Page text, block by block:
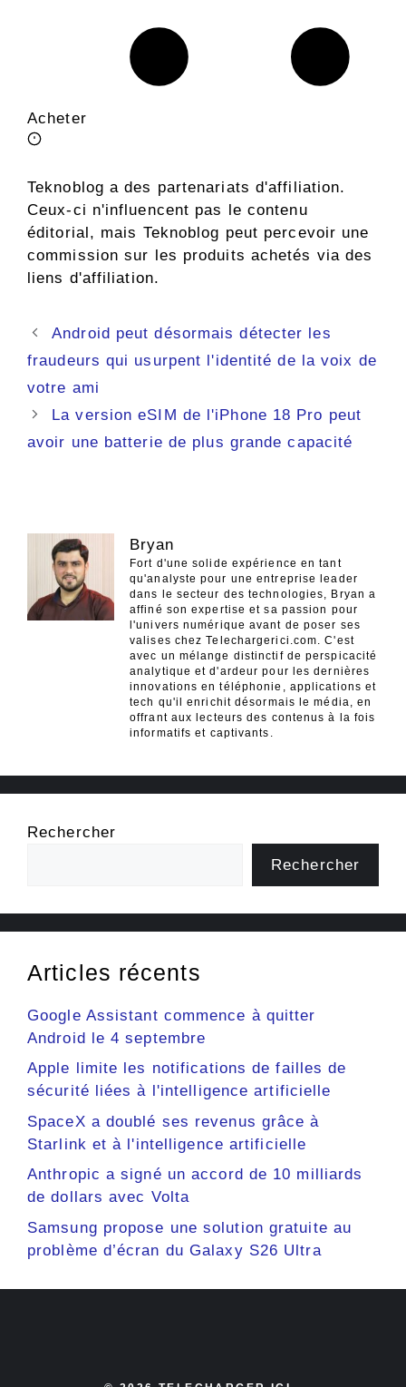
Acheter
Teknoblog a des partenariats d'affiliation.
Ceux-ci n'influencent pas le contenu
éditorial, mais Teknoblog peut percevoir une
commission sur les produits achetés via des
liens d'affiliation.
Navigation
des
Android peut désormais détecter les
fraudeurs qui usurpent l'identité de la voix de
votre ami
La version eSIM de l'iPhone 18 Pro peut
avoir une batterie de plus grande capacité
Bryan
Fort d'une solide expérience en tant
qu'analyste pour une entreprise leader
dans le secteur des technologies, Bryan a
affiné son expertise et sa passion pour
l'univers numérique avant de poser ses
valises chez Telechargerici.com. C'est
avec un mélange distinctif de perspicacité
analytique et d'ardeur pour les dernières
innovations en téléphonie, applications et
tech qu'il enrichit désormais le média, en
offrant aux lecteurs des contenus à la fois
informatifs et captivants.
Rechercher
Rechercher
Articles récents
Google Assistant commence à quitter
Android le 4 septembre
Apple limite les notifications de failles de
sécurité liées à l'intelligence artificielle
SpaceX a doublé ses revenus grâce à
Starlink et à l'intelligence artificielle
Anthropic a signé un accord de 10 milliards
de dollars avec Volta
Samsung propose une solution gratuite au
problème d’écran du Galaxy S26 Ultra